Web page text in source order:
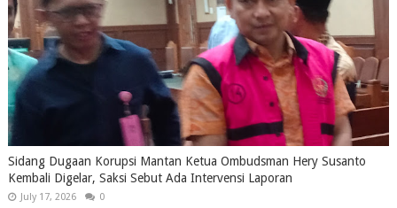
Sidang Dugaan Korupsi Mantan Ketua Ombudsman Hery Susanto
Kembali Digelar, Saksi Sebut Ada Intervensi Laporan
July 17, 2026 0